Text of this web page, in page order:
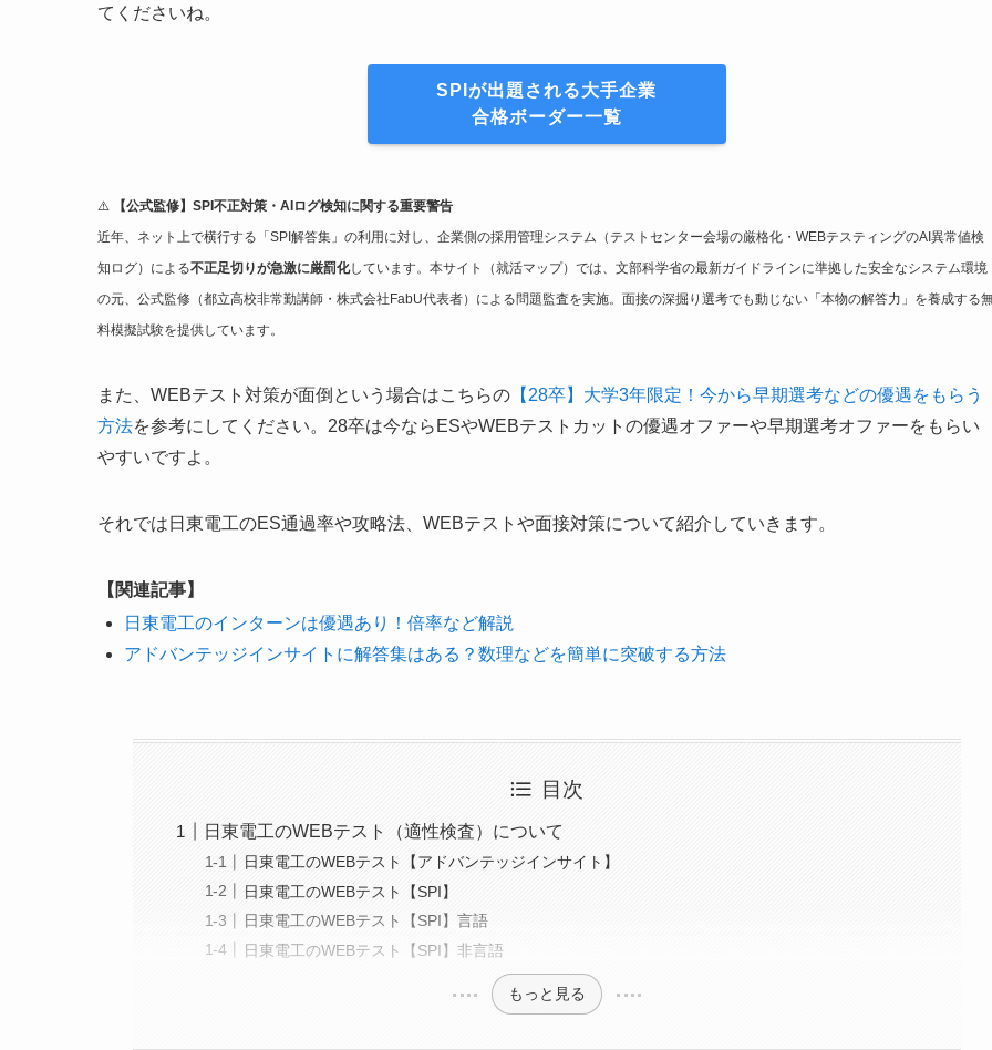
てくださいね。
SPIが出題される大手企業
合格ボーダー一覧
⚠️
【公式監修】SPI不正対策・AIログ検知に関する重要警告
近年、ネット上で横行する「SPI解答集」の利用に対し、企業側の採用管理システム（テストセンター会場の厳格化・WEBテスティングのAI異常値検
知ログ）による不正足切りが急激に厳罰化しています。本サイト（就活マップ）では、文部科学省の最新ガイドラインに準拠した安全なシステム環境
の元、公式監修（都立高校非常勤講師・株式会社FabU代表者）による問題監査を実施。面接の深掘り選考でも動じない「本物の解答力」を養成する
料模擬試験を提供しています。
また、WEBテスト対策が面倒という場合はこちらの 【28卒】大学3年限定！今から早期選考などの優遇をもらう
方法を参考にしてください。28卒は今ならESやWEBテストカットの優遇オファーや早期選考オファーをもらい
やすいですよ。
それでは日東電工のES通過率や攻略法、WEBテストや面接対策について紹介していきます。
【関連記事】
日東電工のインターンは優遇あり！倍率など解説
アドバンテッジインサイトに解答集はある？数理などを簡単に突破する方法
目次
日東電工のWEBテスト（適性検査）について
日東電工のWEBテスト【アドバンテッジインサイト】
日東電工のWEBテスト【SPI】
日東電工のWEBテスト【SPI】言語
日東電工のWEBテスト【SPI】非言語
もっと見る